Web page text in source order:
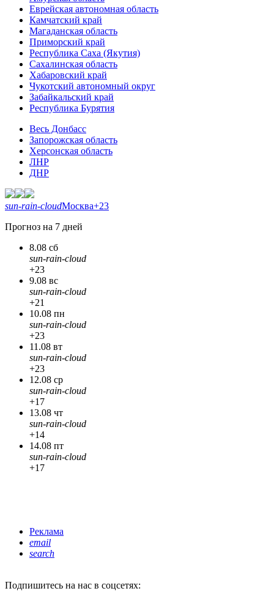
Еврейская автономная область
Камчатский край
Магаданская область
Приморский край
Республика Саха (Якутия)
Сахалинская область
Хабаровский край
Чукотский автономный округ
Забайкальский край
Республика Бурятия
Весь Донбасс
Запорожская область
Херсонская область
ЛНР
ДНР
sun-rain-cloudМосква+23
Прогноз на 7 дней
8.08 сб
sun-rain-cloud
+23
9.08 вс
sun-rain-cloud
+21
10.08 пн
sun-rain-cloud
+23
11.08 вт
sun-rain-cloud
+23
12.08 ср
sun-rain-cloud
+17
13.08 чт
sun-rain-cloud
+14
14.08 пт
sun-rain-cloud
+17
Реклама
email
search
Подпишитесь на нас в соцсетях: